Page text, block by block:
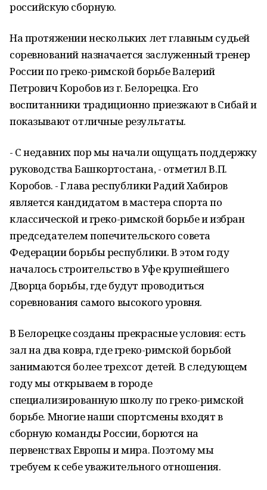
российскую сборную.
На протяжении нескольких лет главным судьей
соревнований назначается заслуженный тренер
России по греко-римской борьбе Валерий
Петрович Коробов из г. Белорецка. Его
воспитанники традиционно приезжают в Сибай и
показывают отличные результаты.
- С недавних пор мы начали ощущать поддержку
руководства Башкортостана, - отметил В.П.
Коробов. - Глава республики Радий Хабиров
является кандидатом в мастера спорта по
классической и греко-римской борьбе и избран
председателем попечительского совета
Федерации борьбы республики. В этом году
началось строительство в Уфе крупнейшего
Дворца борьбы, где будут проводиться
соревнования самого высокого уровня.
В Белорецке созданы прекрасные условия: есть
зал на два ковра, где греко-римской борьбой
занимаются более трехсот детей. В следующем
году мы открываем в городе
специализированную школу по греко-римской
борьбе. Многие наши спортсмены входят в
сборную команды России, борются на
первенствах Европы и мира. Поэтому мы
требуем к себе уважительного отношения.